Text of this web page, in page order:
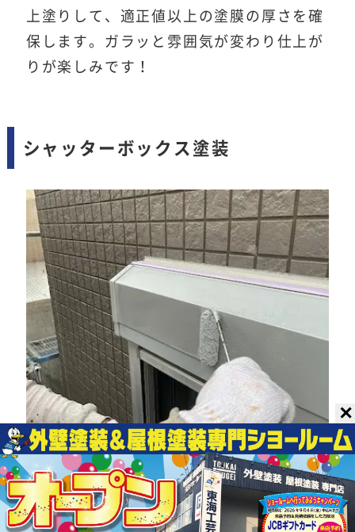
上塗りして、適正値以上の塗膜の厚さを確
保します。ガラッと雰囲気が変わり仕上が
りが楽しみです！
シャッターボックス塗装
シャッターボックスの細部まで丁寧に下塗
りを塗布します。
✕